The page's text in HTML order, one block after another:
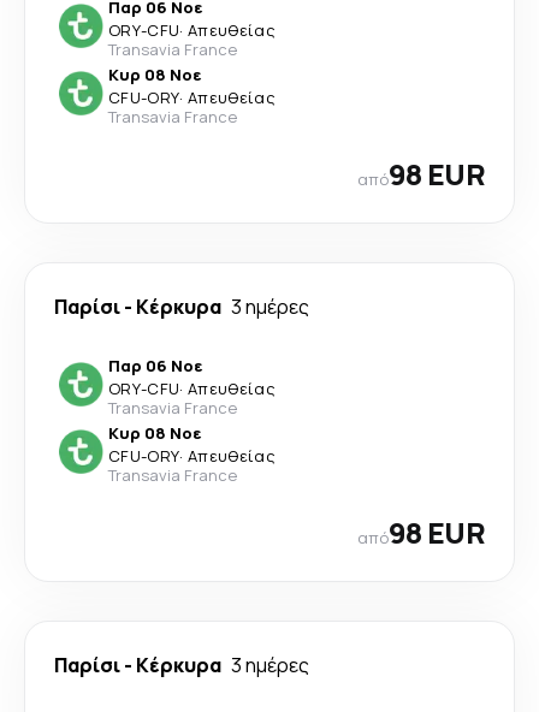
Παρ 06 Νοε
ORY-CFU· Απευθείας
Transavia France
Κυρ 08 Νοε
CFU-ORY· Απευθείας
Transavia France
από98 EUR
Παρίσι- Κέρκυρα 3 ημέρες
Παρ 06 Νοε
ORY-CFU· Απευθείας
Transavia France
Κυρ 08 Νοε
CFU-ORY· Απευθείας
Transavia France
από98 EUR
Παρίσι- Κέρκυρα 3 ημέρες